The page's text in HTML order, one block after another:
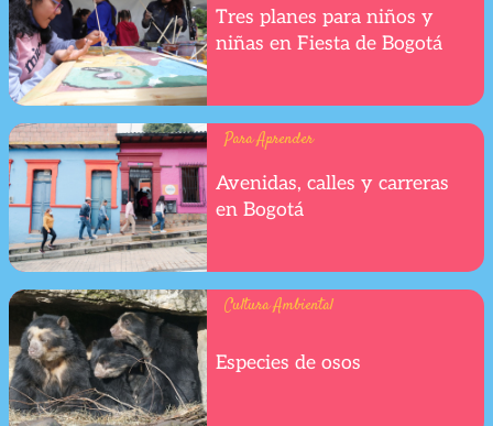
Tres planes para niños y
niñas en Fiesta de Bogotá
Para Aprender
Avenidas, calles y carreras
en Bogotá
Cultura Ambiental
Especies de osos